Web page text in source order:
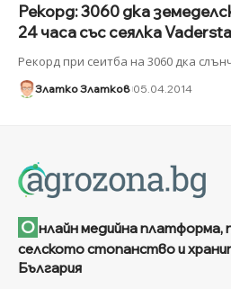
Рекорд: 3060 дка
24 часа със сеялка
Рекорд при сеитба на 3060 дка
Златко Златков 05.04.2014
О нлайн медийна платформа,
селското стопанство и
България